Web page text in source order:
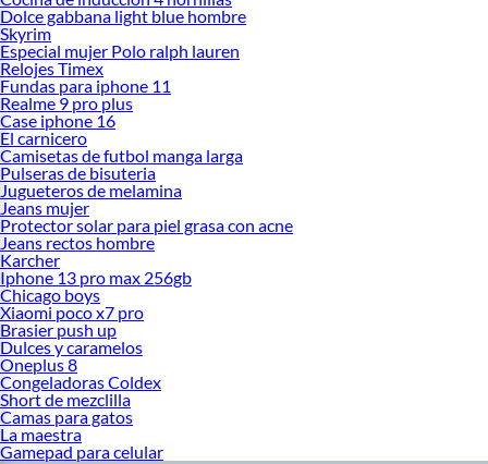
Licuadora manual oster
Licuadora oster digital
Licuadora oster pica hielo
Dolce gabbana light blue hombre
Skyrim
Especial mujer Polo ralph lauren
Relojes Timex
Fundas para iphone 11
Realme 9 pro plus
Case iphone 16
El carnicero
Camisetas de futbol manga larga
Pulseras de bisuteria
Jugueteros de melamina
Jeans mujer
Protector solar para piel grasa con acne
Jeans rectos hombre
Karcher
Iphone 13 pro max 256gb
Chicago boys
Xiaomi poco x7 pro
Brasier push up
Dulces y caramelos
Oneplus 8
Congeladoras Coldex
Short de mezclilla
Camas para gatos
La maestra
Gamepad para celular